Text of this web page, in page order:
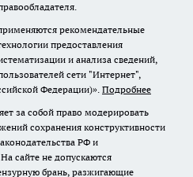
рекомендательные
предоставления
и анализа сведений,
сети "Интернет",
Федерации)». Подробнее
за собой право модерировать
сохранения конструктивности
РФ и
сайте не допускаются
брань, разжигающие